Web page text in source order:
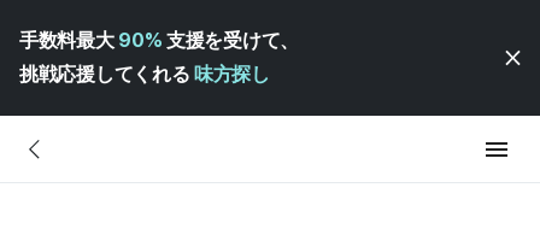
手数料最大 90% 支援を受けて、
挑戦応援してくれる 味方探し